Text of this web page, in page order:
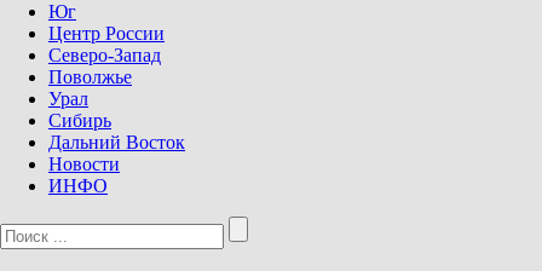
Юг
Центр России
Северо-Запад
Поволжье
Урал
Сибирь
Дальний Восток
Новости
ИНФО